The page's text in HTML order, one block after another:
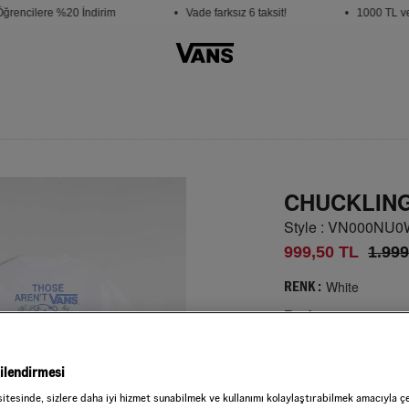
%20 İndirim • Vade farksız 6 taksit! • 1000 TL ve
Style :
999,50 TL
RENK : White
Beden
sizlere daha iyi hizmet sunabilmek ve kullanımı kolaylaştırabilmek amacıyla